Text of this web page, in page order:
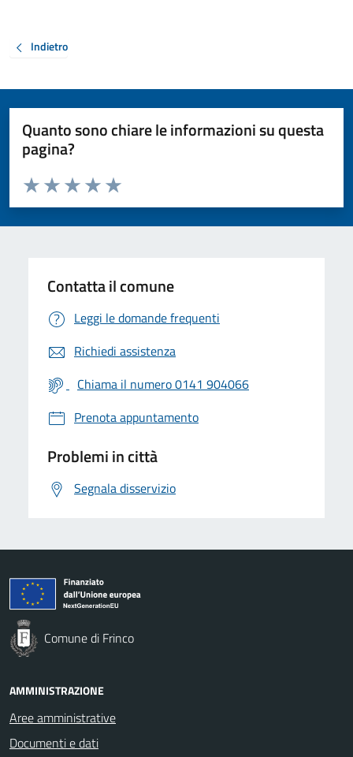
Indietro
Quanto sono chiare le informazioni su questa
pagina?
Valuta da 1 a 5 stelle la pagina
Valuta 5 stelle su 5
Valuta 4 stelle su 5
Valuta 3 stelle su 5
Valuta 2 stelle su 5
Valuta 1 stelle su 5
Contatta il comune
Leggi le domande frequenti
Richiedi assistenza
Chiama il numero 0141 904066
Prenota appuntamento
Problemi in città
Segnala disservizio
Comune di Frinco
AMMINISTRAZIONE
Aree amministrative
Documenti e dati